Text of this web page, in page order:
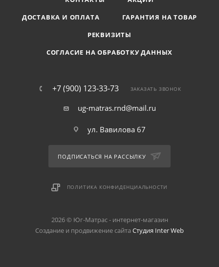
ДОСТАВКА И ОПЛАТА
ГАРАНТИЯ НА ТОВАР
РЕКВИЗИТЫ
СОГЛАСИЕ НА ОБРАБОТКУ ДАННЫХ
+7 (900) 123-33-73 ЗАКАЗАТЬ ЗВОНОК
ug-matras.rnd@mail.ru
ул. Вавилова 67
ПОДПИСАТЬСЯ НА РАССЫЛКУ
ПОЛИТИКА КОНФИДЕНЦИАЛЬНОСТИ
2026 © Юг-Матрас - интернет-магазин
Создание и продвижение сайта Студия Inter Web